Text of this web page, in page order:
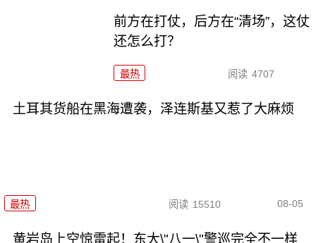
前方在打仗，后方在“清场”，这仗
还怎么打？
最热 阅读 4707
土耳其货船在黑海遭袭，泽连斯基又惹了大麻烦
最热 阅读 15510 08-05
黄岩岛上空惊雷起！东大\"八一\"警巡完全不一样